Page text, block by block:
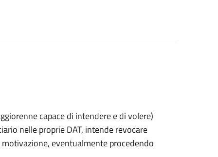
capace di intendere e di volere)
nelle proprie DAT, intende revocare
eventualmente procedendo